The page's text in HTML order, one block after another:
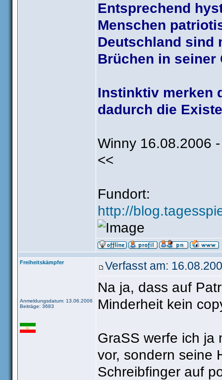
Entsprechend
Menschen
Deutschland sind
Brüchen in seiner
Instinktiv merken
dadurch die
Winny 16.08.2006
<<
Fundort:
http://
Freiheitskämpfer
Anmeldungsdatum: 13.06.2006
Beiträge: 3683
Verfasst am:
Na ja, dass auf
Minderheit kein
GraSS werfe ich ja
vor, sondern seine
Schreibfinger auf